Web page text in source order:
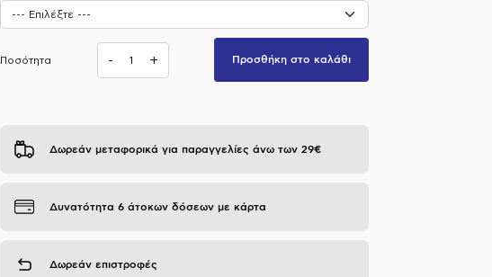
Ποσότητα - + Προσθήκη στο καλάθι
Δωρεάν μεταφορικά για παραγγελίες άνω των 29€
Δυνατότητα 6 άτοκων δόσεων με κάρτα
Δωρεάν επιστροφές